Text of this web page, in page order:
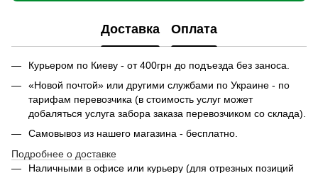
Доставка Оплата
Курьером по Киеву - от 400грн до подъезда без заноса.
«Новой почтой» или другими службами по Украине - по
тарифам перевозчика (в стоимость услуг может
добаляться услуга забора заказа перевозчиком со склада).
Самовывоз из нашего магазина - бесплатно.
Подробнее о доставке
Наличными в офисе или курьеру (для отрезных позиций